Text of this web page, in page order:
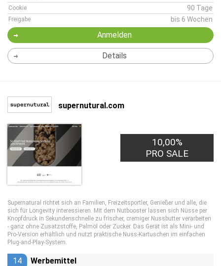
Cookie 90 Tage
Freigabe bis 6 Wochen
Anmelden
Details
supernutural.com
10,00%
PRO SALE
Supernatural richtet sich an Familien, Freizeitsportler, Genießer und alle, die
sich für Longevity interessieren. Mit dem Nutbooster lassen sich Nüsse per
Knopfdruck in Sekundenschnelle zu frischer, cremiger Nussbutter verarbeiten
- ganz ohne Zusatzstoffe, Palmöl oder Zucker. Das Gerät ist als Mini- und
Pro-Version erhältlich und nutzt praktische Nuss-Kartuschen im einfachen
Plug-and-Play-System.
14 Werbemittel